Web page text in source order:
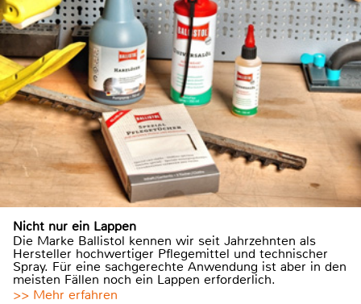
Nicht nur ein Lappen
Die Marke Ballistol kennen wir seit Jahrzehnten als
Hersteller hochwertiger Pflegemittel und technischer
Spray. Für eine sachgerechte Anwendung ist aber in den
meisten Fällen noch ein Lappen erforderlich.
>> Mehr erfahren